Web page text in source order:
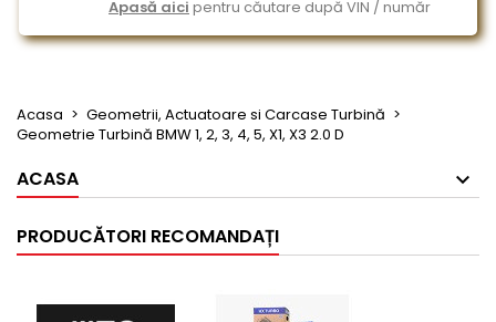
Apasă aici pentru căutare după VIN / număr
Acasa
Geometrii, Actuatoare si Carcase Turbină
Geometrie Turbină BMW 1, 2, 3, 4, 5, X1, X3 2.0 D
ACASA
PRODUCĂTORI RECOMANDAȚI